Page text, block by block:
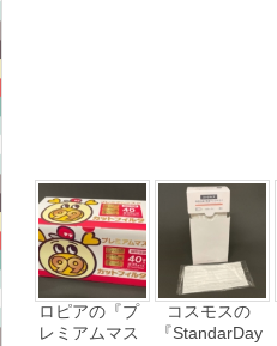
ロピアの『プ
レミアムマス
コスモスの
『StandarDay